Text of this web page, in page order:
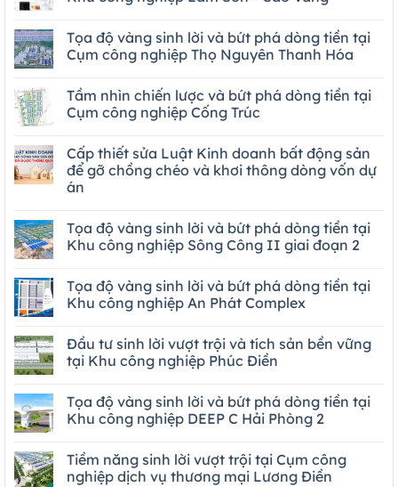
Tọa độ vàng sinh lời và bứt phá dòng tiền tại
Cụm công nghiệp Thọ Nguyên Thanh Hóa
Tầm nhìn chiến lược và bứt phá dòng tiền tại
Cụm công nghiệp Cống Trúc
Cấp thiết sửa Luật Kinh doanh bất động sản
để gỡ chồng chéo và khơi thông dòng vốn dự
án
Tọa độ vàng sinh lời và bứt phá dòng tiền tại
Khu công nghiệp Sông Công II giai đoạn 2
Tọa độ vàng sinh lời và bứt phá dòng tiền tại
Khu công nghiệp An Phát Complex
Đầu tư sinh lời vượt trội và tích sản bền vững
tại Khu công nghiệp Phúc Điền
Tọa độ vàng sinh lời và bứt phá dòng tiền tại
Khu công nghiệp DEEP C Hải Phòng 2
Tiềm năng sinh lời vượt trội tại Cụm công
nghiệp dịch vụ thương mại Lương Điền